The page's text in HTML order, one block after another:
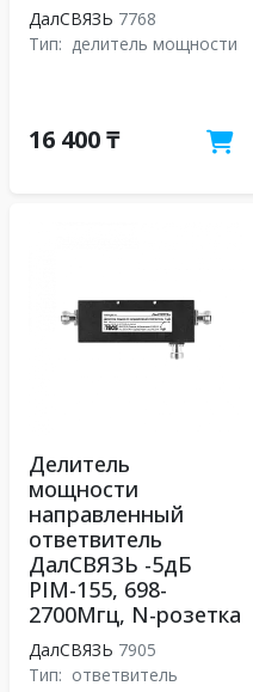
ДалСВЯЗЬ 7768
Тип: делитель мощности
16 400 ₸
Делитель
мощности
направленный
ответвитель
ДалСВЯЗЬ -5дБ
PIM-155, 698-
2700Мгц, N-розетка
ДалСВЯЗЬ 7905
Тип: ответвитель